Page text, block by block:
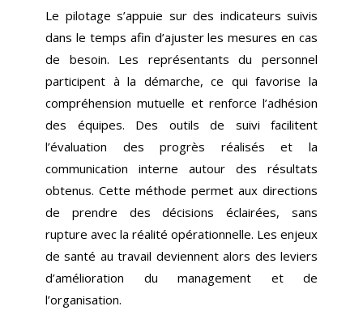
Le pilotage s’appuie sur des indicateurs suivis
dans le temps afin d’ajuster les mesures en cas
de besoin. Les représentants du personnel
participent à la démarche, ce qui favorise la
compréhension mutuelle et renforce l’adhésion
des équipes. Des outils de suivi facilitent
l’évaluation des progrès réalisés et la
communication interne autour des résultats
obtenus. Cette méthode permet aux directions
de prendre des décisions éclairées, sans
rupture avec la réalité opérationnelle. Les enjeux
de santé au travail deviennent alors des leviers
d’amélioration du management et de
l’organisation.